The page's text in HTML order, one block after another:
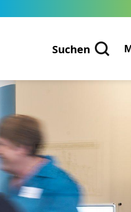
Suchen